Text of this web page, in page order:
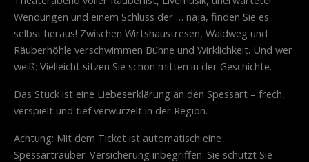
Wendungen und einem Schluss der … naja, finden Sie es
selbst heraus! Zwischen Wirtshaustresen, Waldweg und
Räuberhöhle verschwimmen Bühne und Wirklichkeit. Und wer
weiß: Vielleicht sitzen Sie schon mitten in der Geschichte.
Das Stück ist eine Liebeserklärung an den Spessart – frech,
verspielt und tief verwurzelt in der Region.
Achtung: Mit dem Ticket ist automatisch eine
Spessarträuber-Versicherung inbegriffen. Sie schützt Sie